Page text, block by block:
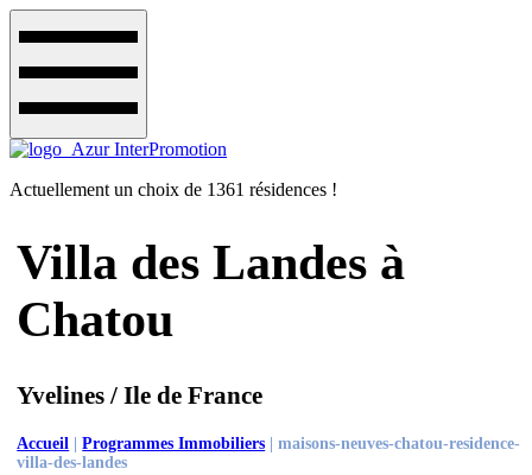
Actuellement un choix de 1361 résidences !
Villa des Landes à
Chatou
Yvelines / Ile de France
Accueil |Programmes Immobiliers |maisons-neuves-chatou-residence-
villa-des-landes